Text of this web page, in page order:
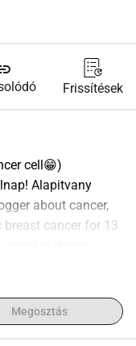
Frissítések
cell😁)
Alapitvany
about cancer,
cancer for 13
nutrition and
during this period,
Megosztás